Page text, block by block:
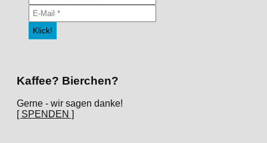
Kaffee? Bierchen?
Gerne - wir sagen danke!
[ SPENDEN ]